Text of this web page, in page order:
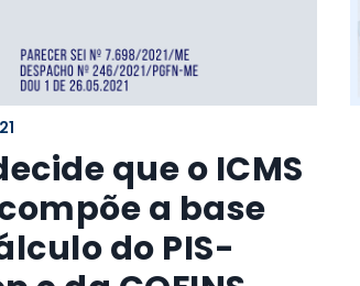
que o ICMS
a base
do PIS-